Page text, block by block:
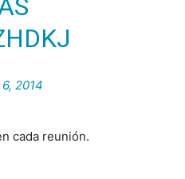
2014
cada reunión.